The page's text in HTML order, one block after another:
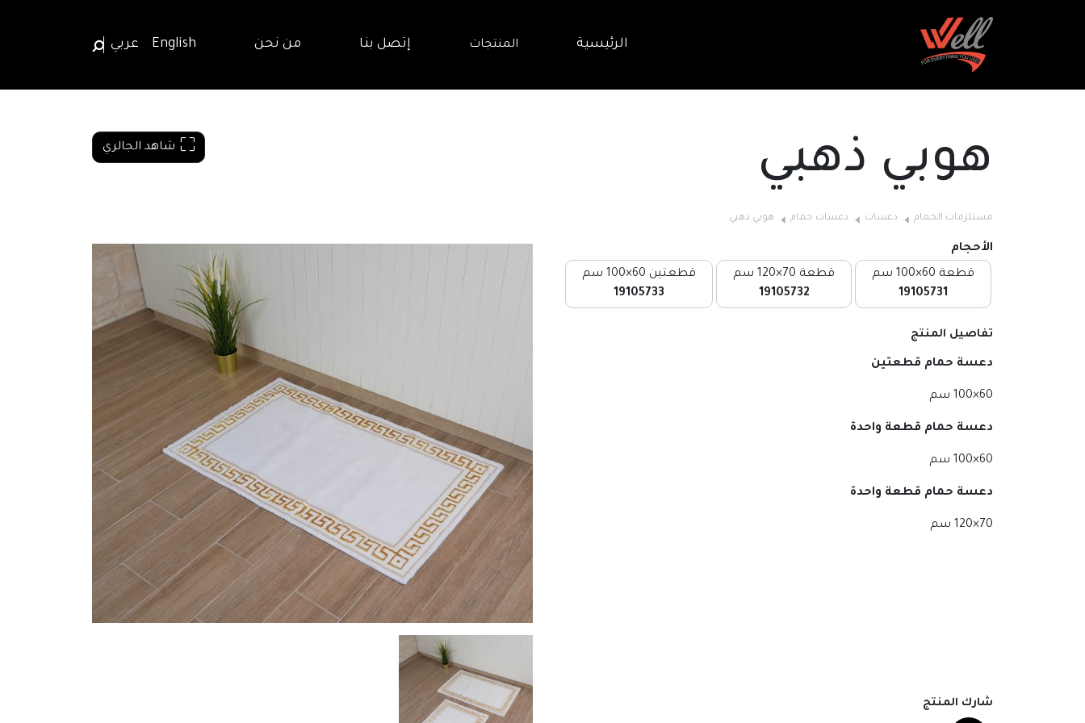
الرئيسية المنتجات إتصل بنا من نحن English عربي
هوبي ذهبي
مستلزمات الحمام دعسات دعسات حمام هوبي ذهبي
الأحجام
قطعة 60×100 سم
19105731
قطعة 70×120 سم
19105732
قطعتين 60×100 سم
19105733
تفاصيل المنتج
دعسة حمام قطعتين
60×100 سم
دعسة حمام قطعة واحدة
60×100 سم
دعسة حمام قطعة واحدة
70×120 سم
شارك المنتج
شاهد الجالري